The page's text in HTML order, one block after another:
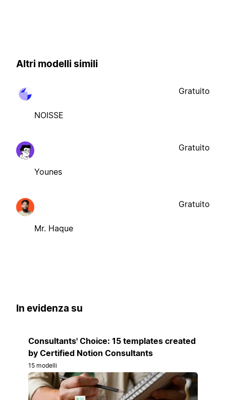
Altri modelli simili
NOISSE
Gratuito
Younes
Gratuito
Mr. Haque
Gratuito
In evidenza su
Consultants' Choice: 15 templates created
by Certified Notion Consultants
15 modelli